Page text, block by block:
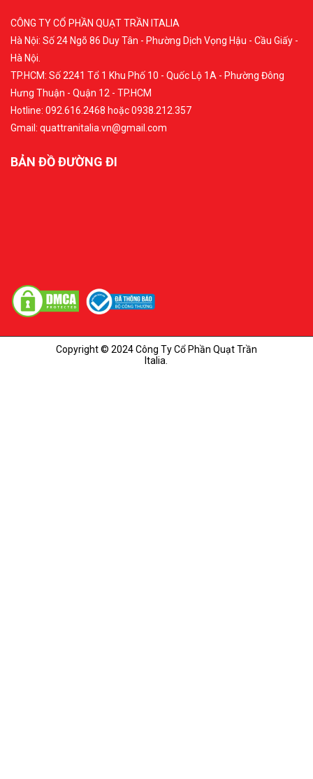
CÔNG TY CỔ PHẦN QUẠT TRẦN ITALIA
Hà Nội: Số 24 Ngõ 86 Duy Tân - Phường Dịch Vọng Hậu - Cầu Giấy -
Hà Nội.
TP.HCM: Số 2241 Tổ 1 Khu Phố 10 - Quốc Lộ 1A - Phường Đông
Hưng Thuận - Quận 12 - TP.HCM
Hotline: 092.616.2468 hoặc 0938.212.357
Gmail: quattranitalia.vn@gmail.com
BẢN ĐỒ ĐƯỜNG ĐI
Copyright © 2024 Công Ty Cổ Phần Quạt Trần
Italia.